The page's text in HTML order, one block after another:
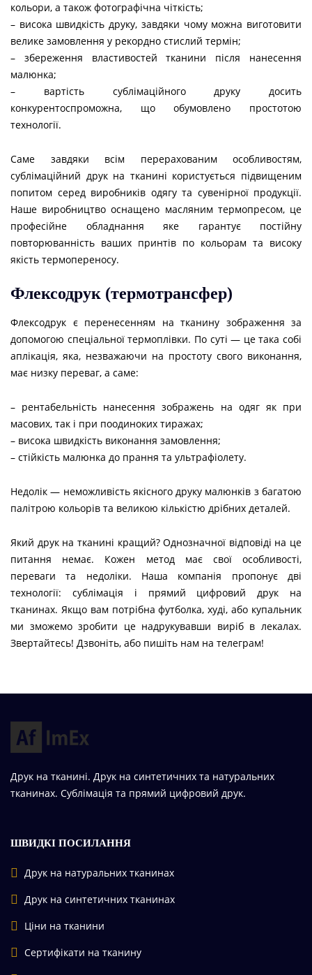
кольори, а також фотографічна чіткість;
– висока швидкість друку, завдяки чому можна виготовити
велике замовлення у рекордно стислий термін;
– збереження властивостей тканини після нанесення
малюнка;
– вартість сублімаційного друку досить
конкурентоспроможна, що обумовлено простотою
технології.
Саме завдяки всім перерахованим особливостям,
сублімаційний друк на тканині користується підвищеним
попитом серед виробників одягу та сувенірної продукції.
Наше виробництво оснащено масляним термопресом, це
професійне обладнання яке гарантує постійну
повторюванність ваших принтів по кольорам та високу
якість термопереносу.
Флексодрук (термотрансфер)
Флексодрук є перенесенням на тканину зображення за
допомогою спеціальної термоплівки. По суті — це така собі
аплікація, яка, незважаючи на простоту свого виконання,
має низку переваг, а саме:
– рентабельність нанесення зображень на одяг як при
масових, так і при поодиноких тиражах;
– висока швидкість виконання замовлення;
– стійкість малюнка до прання та ультрафіолету.
Недолік — неможливість якісного друку малюнків з багатою
палітрою кольорів та великою кількістю дрібних деталей.
Який друк на тканині кращий? Однозначної відповіді на це
питання немає. Кожен метод має свої особливості,
переваги та недоліки. Наша компанія пропонує дві
технології: сублімація і прямий цифровий друк на
тканинах. Якщо вам потрібна футболка, худі, або купальник
ми зможемо зробити це надрукувавши виріб в лекалах.
Звертайтесь! Дзвоніть, або пишіть нам на телеграм!
Друк на тканині. Друк на синтетичних та натуральних
тканинах. Сублімація та прямий цифровий друк.
ШВИДКІ ПОСИЛАННЯ
Друк на натуральних тканинах
Друк на синтетичних тканинах
Ціни на тканини
Сертифікати на тканину